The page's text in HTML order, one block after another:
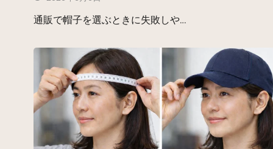
通販で帽子を選ぶときに失敗しや…